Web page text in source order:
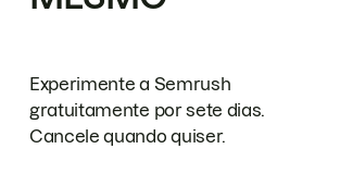
Experimente a Semrush
gratuitamente por sete dias.
Cancele quando quiser.